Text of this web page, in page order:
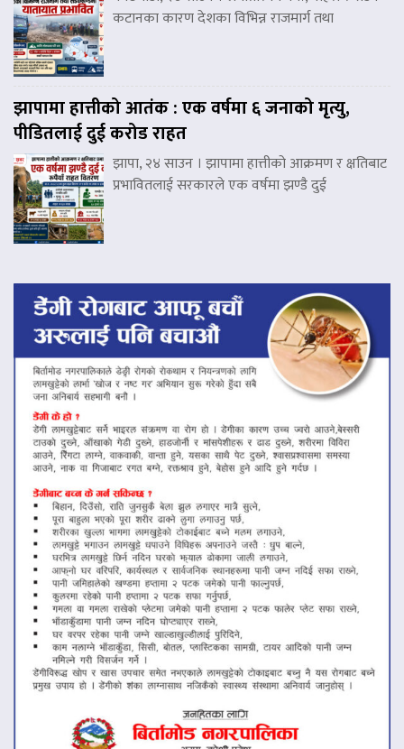
कटानका कारण देशका विभिन्न राजमार्ग तथा
झापामा हात्तीको आतंक : एक वर्षमा ६ जनाको मृत्यु,
पीडितलाई दुई करोड राहत
झापा, २४ साउन । झापामा हात्तीको आक्रमण र क्षतिबाट
प्रभावितलाई सरकारले एक वर्षमा झण्डै दुई